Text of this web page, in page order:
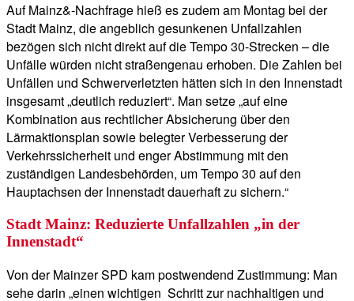
Auf Mainz&-Nachfrage hieß es zudem am Montag bei der
Stadt Mainz, die angeblich gesunkenen Unfallzahlen
bezögen sich nicht direkt auf die Tempo 30-Strecken – die
Unfälle würden nicht straßengenau erhoben. Die Zahlen bei
Unfällen und Schwerverletzten hätten sich in den Innenstadt
insgesamt „deutlich reduziert“. Man setze „auf eine
Kombination aus rechtlicher Absicherung über den
Lärmaktionsplan sowie belegter Verbesserung der
Verkehrssicherheit und enger Abstimmung mit den
zuständigen Landesbehörden, um Tempo 30 auf den
Hauptachsen der Innenstadt dauerhaft zu sichern.“
Stadt Mainz: Reduzierte Unfallzahlen „in der
Innenstadt“
Von der Mainzer SPD kam postwendend Zustimmung: Man
sehe darin „einen wichtigen Schritt zur nachhaltigen und